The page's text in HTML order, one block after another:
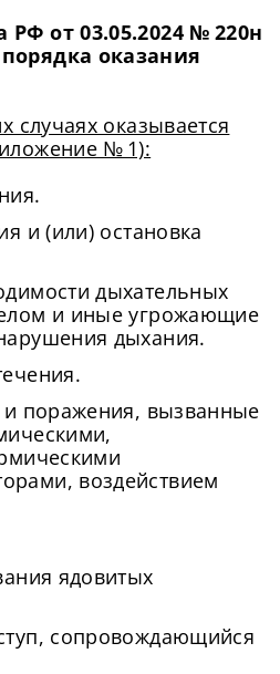
от 03.05.2024 № 220н
оказания
случаях оказывается
№ 1):
и (или) остановка
дыхательных
и иные угрожающие
дыхания.
поражения, вызванные
воздействием
ядовитых
сопровождающийся